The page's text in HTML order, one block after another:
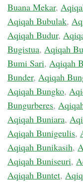
Buana Mekar,
Aqiqah Bubulak,
Aqiqah Budur,
Bugistua, Aqiqah
Bumi Sari, Aqiqah
Bunder, Aqiqah
Aqiqah Bungko,
Bungurberes,
Aqiqah Buniara,
Aqiqah Bunigeulis,
Aqiqah Bunikasih,
Aqiqah Buniseuri,
Aqiqah Buntet,